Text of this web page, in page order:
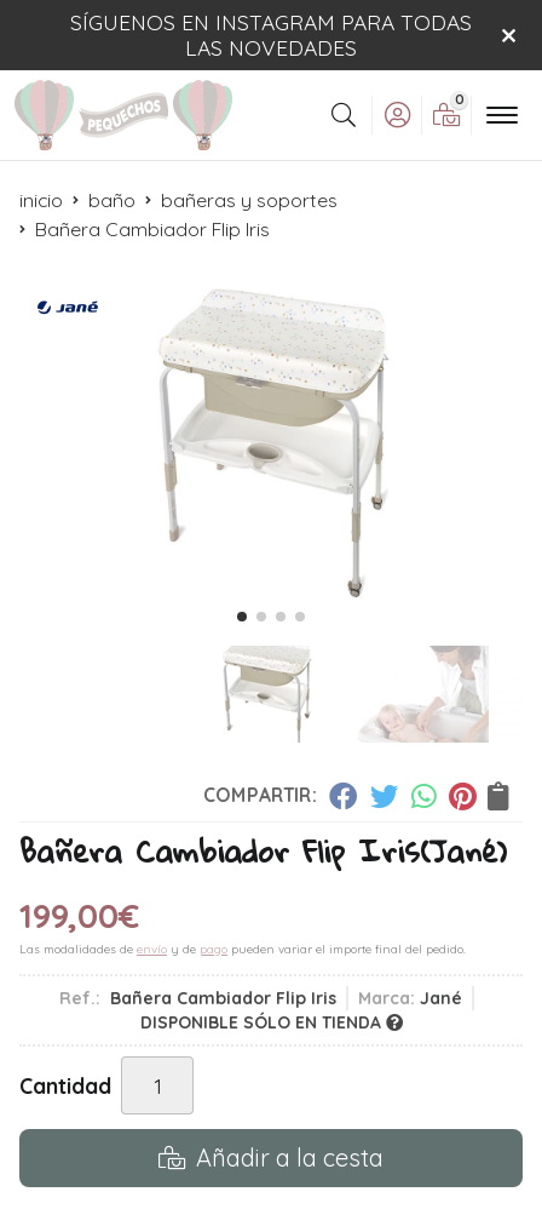
SÍGUENOS EN INSTAGRAM PARA TODAS
LAS NOVEDADES
Buscar
0
inicio baño
bañeras y soportes
Bañera Cambiador Flip Iris
COMPARTIR:
Bañera Cambiador Flip Iris(Jané)
199,00€
Las modalidades de envío y de pago pueden variar el importe final del pedido.
Ref.: Bañera Cambiador Flip Iris Marca: Jané
DISPONIBLE SÓLO EN TIENDA
Cantidad
Añadir a la cesta